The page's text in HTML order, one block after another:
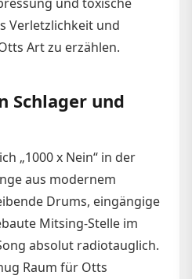
Verletzlichkeit und
Art zu erzählen.
Schlager und
„1000 x Nein“ in der
aus modernem
Drums, eingängige
Mitsing-Stelle im
absolut radiotauglich.
Raum für Otts